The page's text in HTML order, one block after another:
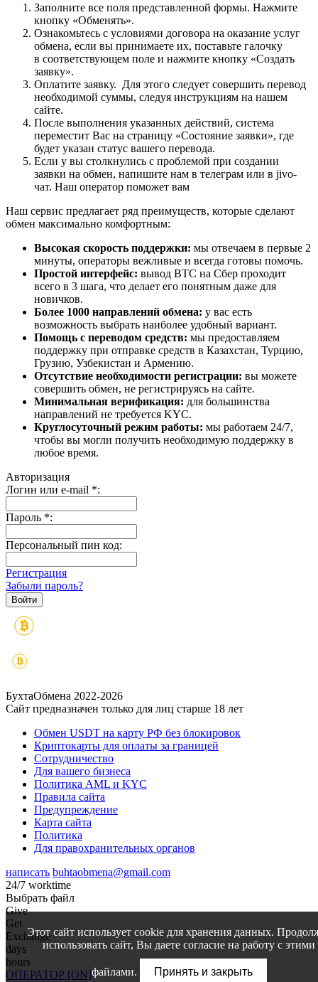
Заполните все поля представленной формы. Нажмите
кнопку «Обменять».
Ознакомьтесь с условиями договора на оказание услуг
обмена, если вы принимаете их, поставьте галочку
в соответствующем поле и нажмите кнопку «Создать
заявку».
Оплатите заявку. Для этого следует совершить перевод
необходимой суммы, следуя инструкциям на нашем
сайте.
После выполнения указанных действий, система
переместит Вас на страницу «Состояние заявки», где
будет указан статус вашего перевода.
Если у вы столкнулись с проблемой при создании
заявки на обмен, напишите нам в телеграм или в jivo-
чат. Наш оператор поможет вам
Наш сервис предлагает ряд преимуществ, которые сделают
обмен максимально комфортным:
Высокая скорость поддержки: мы отвечаем в первые 2
минуты, операторы вежливые и всегда готовы помочь.
Простой интерфейс: вывод BTC на Сбер проходит
всего в 3 шага, что делает его понятным даже для
новичков.
Более 1000 направлений обмена: у вас есть
возможность выбрать наиболее удобный вариант.
Помощь с переводом средств: мы предоставляем
поддержку при отправке средств в Казахстан, Турцию,
Грузию, Узбекистан и Армению.
Отсутствие необходимости регистрации: вы можете
совершить обмен, не регистрируясь на сайте.
Минимальная верификация: для большинства
направлений не требуется KYC.
Круглосуточный режим работы: мы работаем 24/7,
чтобы вы могли получить необходимую поддержку в
любое время.
Авторизация
Логин или e-mail *:
Пароль *:
Персональный пин код:
Регистрация
Забыли пароль?
БухтаОбмена 2022-2026
Сайт предназначен только для лиц старше 18 лет
Обмен USDT на карту РФ без блокировок
Криптокарты для оплаты за границей
Сотрудничество
Для вашего бизнеса
Политика AML и KYC
Правила сайта
Предупреждение
Карта сайта
Политика
Для правохранительных органов
написать buhtaobmena@gmail.com
24/7 worktime
Выбрать файл
Give
Get
Exchange
days
hours
ОПЕРАТОР [ON]
Этот сайт использует cookie для хранения данных.
использовать сайт, Вы даете согласие на работу с этими
файлами. Принять и закрыть